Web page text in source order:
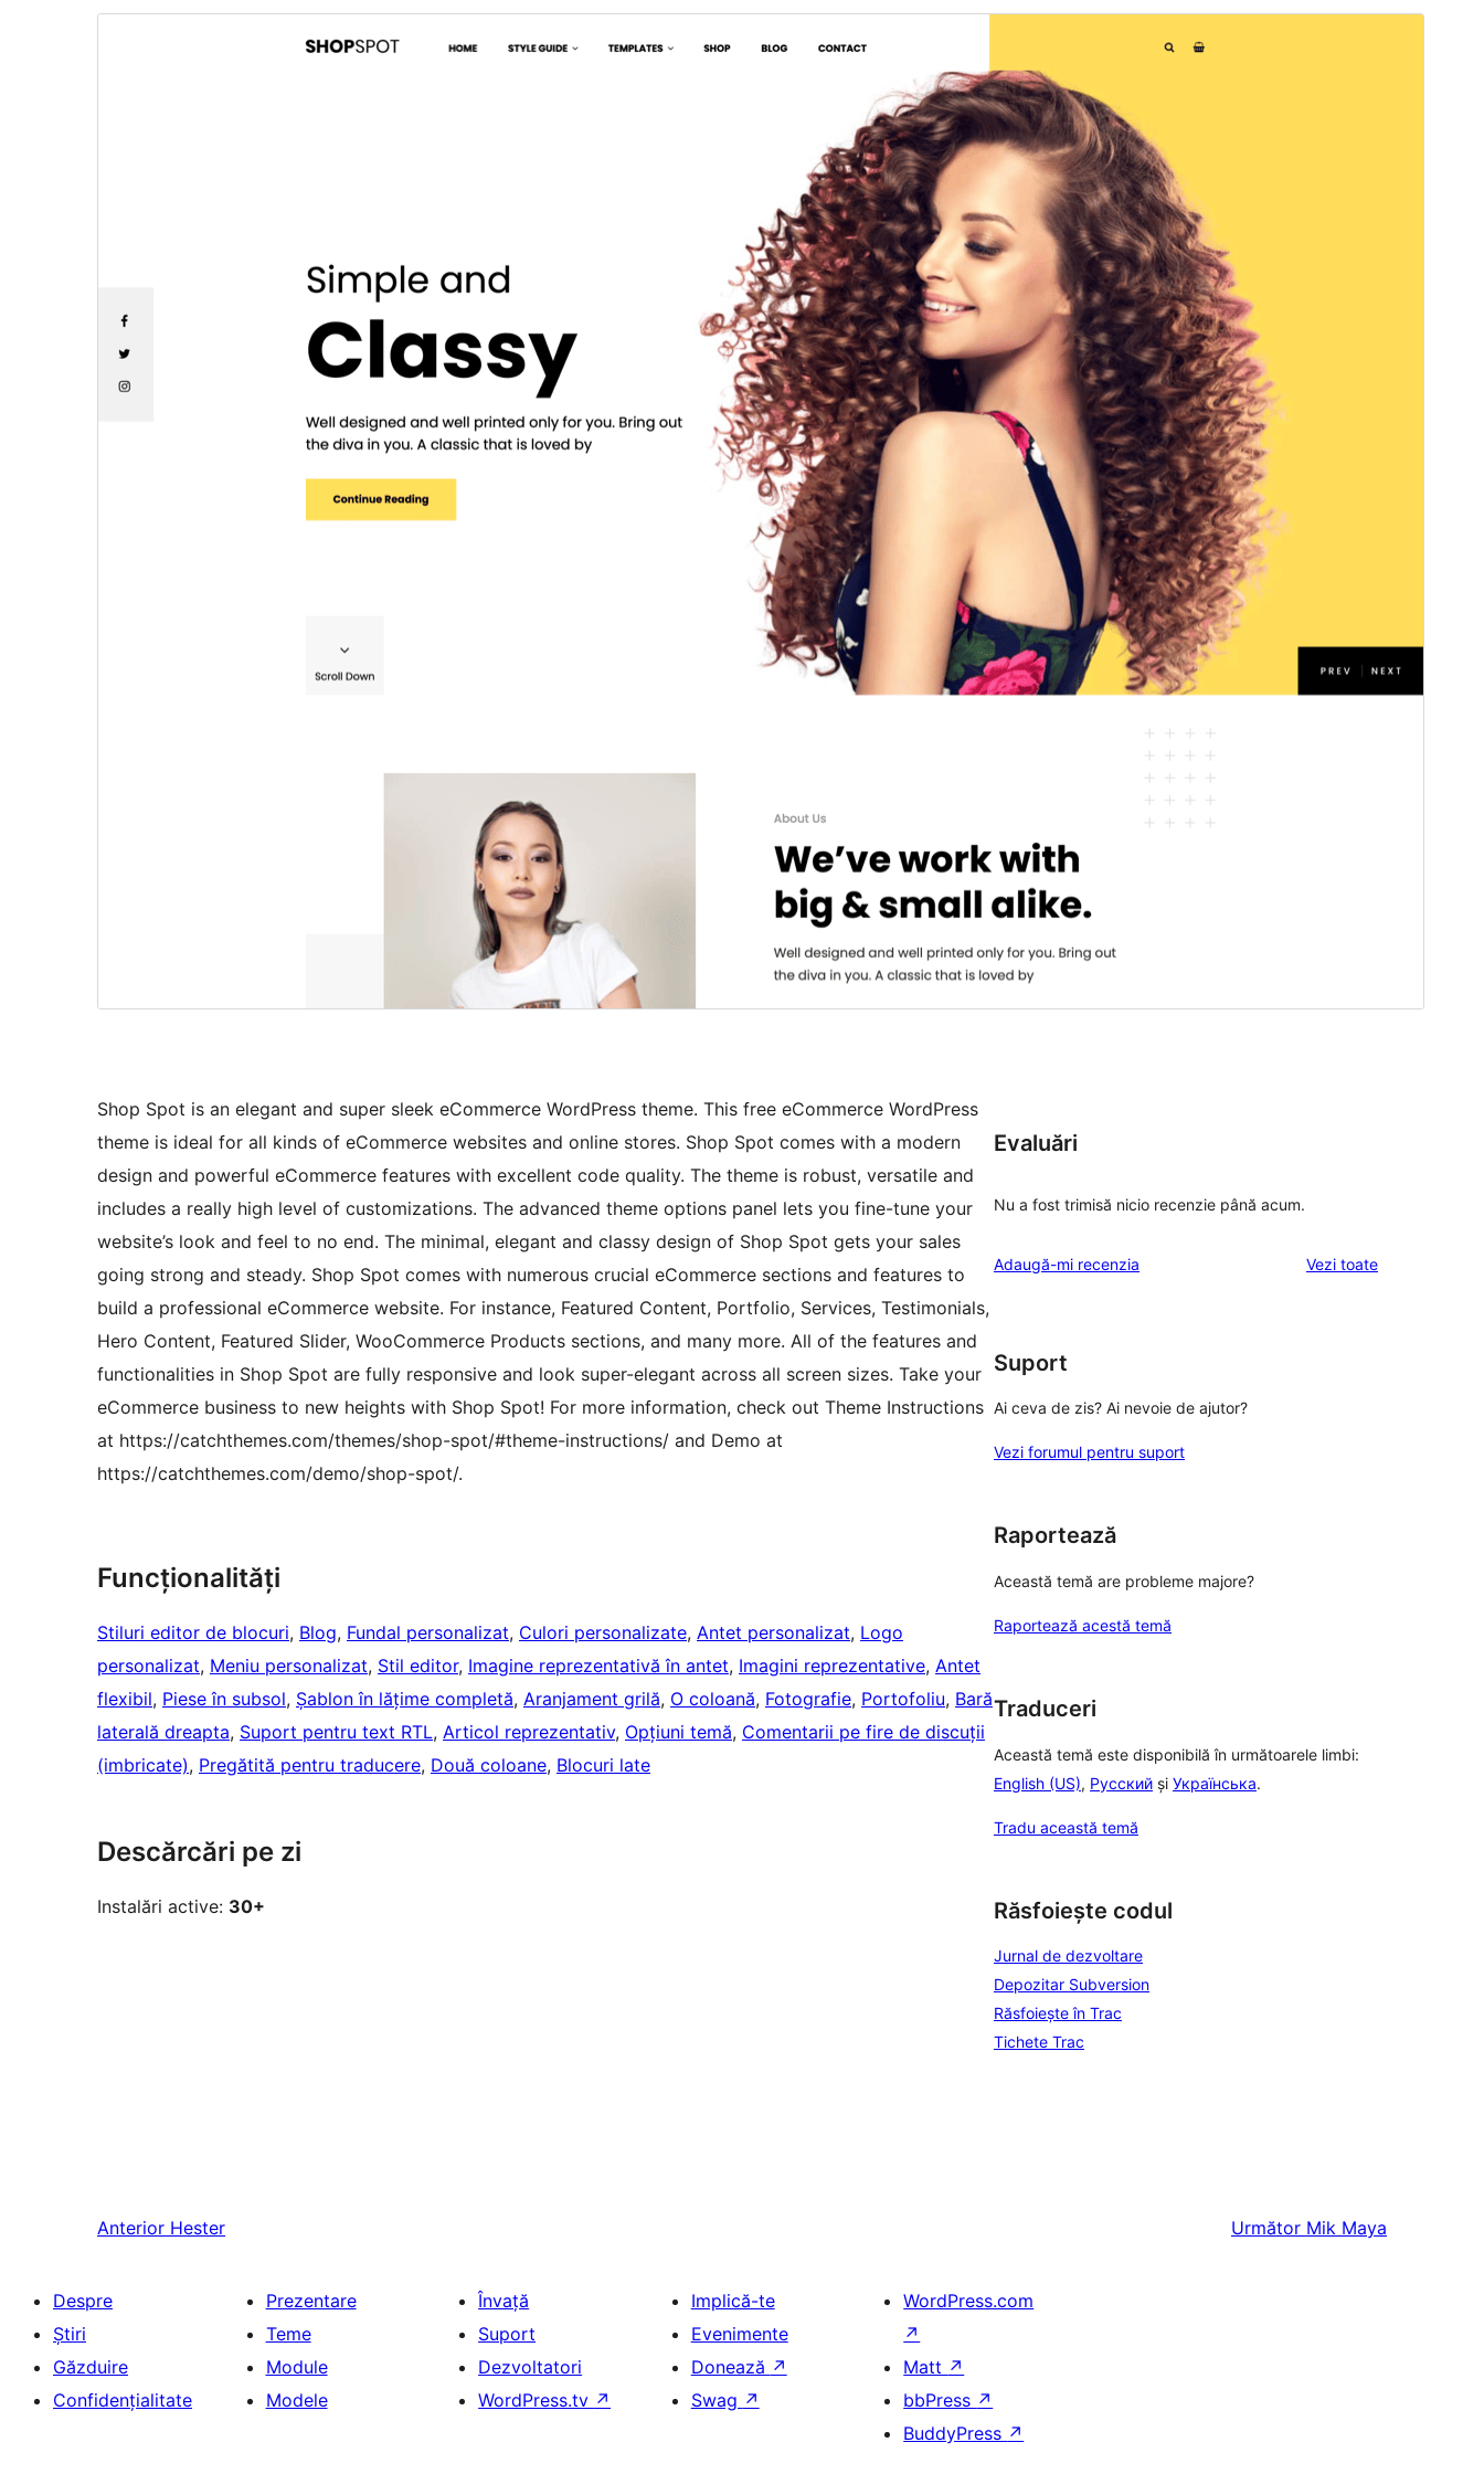
Versiune
Ultima actualizare
Instalări active
Versiune WordPress
Versiune PHP
Prima pagină a temei
Shop Spot is an elegant and super sleek eCommerce WordPress theme. This free eCommerce WordPress
theme is ideal for all kinds of eCommerce websites and online stores. Shop Spot comes with a modern
design and powerful eCommerce features with excellent code quality. The theme is robust, versatile and
includes a really high level of customizations. The advanced theme options panel lets you fine-tune your
website’s look and feel to no end. The minimal, elegant and classy design of Shop Spot gets your sales
going strong and steady. Shop Spot comes with numerous crucial eCommerce sections and features to
build a professional eCommerce website. For instance, Featured Content, Portfolio, Services, Testimonials,
Hero Content, Featured Slider, WooCommerce Products sections, and many more. All of the features and
functionalities in Shop Spot are fully responsive and look super-elegant across all screen sizes. Take your
eCommerce business to new heights with Shop Spot! For more information, check out Theme Instructions
at https://catchthemes.com/themes/shop-spot/#theme-instructions/ and Demo at
https://catchthemes.com/demo/shop-spot/.
Funcționalități
Stiluri editor de blocuri, Blog, Fundal personalizat, Culori personalizate, Antet personalizat, Logo
personalizat, Meniu personalizat, Stil editor, Imagine reprezentativă în antet, Imagini reprezentative, Antet
flexibil, Piese în subsol, Șablon în lățime completă, Aranjament grilă, O coloană, Fotografie, Portofoliu, Bară
laterală dreapta, Suport pentru text RTL, Articol reprezentativ, Opțiuni temă, Comentarii pe fire de discuții
(imbricate), Pregătită pentru traducere, Două coloane, Blocuri late
Descărcări pe zi
Instalări active: 30+
Evaluări
Nu a fost trimisă nicio recenzie până acum.
Adaugă-mi recenzia Vezi toaterecenziile
Suport
Ai ceva de zis? Ai nevoie de ajutor?
Vezi forumul pentru suport
Raportează
Această temă are probleme majore?
Raportează acestă temă
Traduceri
Această temă este disponibilă în următoarele limbi:
English (US), Русский și Українська.
Tradu această temă
Răsfoiește codul
Jurnal de dezvoltare
Depozitar Subversion
Răsfoiește în Trac
Tichete Trac
Anterior Hester Următor Mik Maya
Despre
Știri
Găzduire
Confidențialitate
Prezentare
Teme
Module
Modele
Învață
Suport
Dezvoltatori
WordPress.tv ↗
Implică-te
Evenimente
Donează ↗
Swag ↗
WordPress.com
↗
Matt ↗
bbPress ↗
BuddyPress ↗